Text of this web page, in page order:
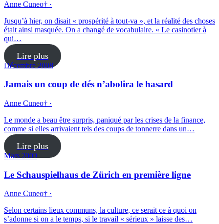
Anne Cuneo† ·
Jusqu’à hier, on disait « prospérité à tout-va », et la réalité des choses
était ainsi masquée. On a changé de vocabulaire. « Le casinotier à
qui…
Lire plus
Décembre 2008
Jamais un coup de dés n’abolira le hasard
Anne Cuneo† ·
Le monde a beau être surpris, paniqué par les crises de la finance,
comme si elles arrivaient tels des coups de tonnerre dans un…
Lire plus
Mars 2009
Le Schauspielhaus de Zürich en première ligne
Anne Cuneo† ·
Selon certains lieux communs, la culture, ce serait ce à quoi on
s’adonne si on a le temps, si le travail « sérieux » laisse des…